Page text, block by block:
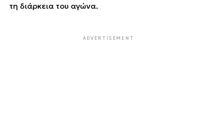
τη διάρκεια του αγώνα.
ADVERTISEMENT